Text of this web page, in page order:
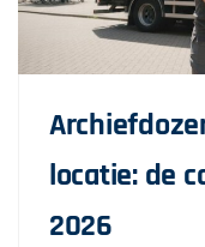
locatie: de
2026